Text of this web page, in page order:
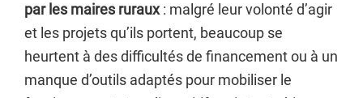
par les maires ruraux: malgré leur volonté d’agir
et les projets qu’ils portent, beaucoup se
heurtent à des difficultés de financement ou à un
manque d’outils adaptés pour mobiliser le